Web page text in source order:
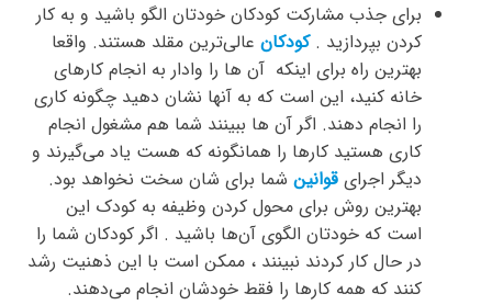
برای جذب مشارکت کودکان خودتان الگو باشید و به کار
کردن بپردازید .کودکان عالی‌ترین مقلد هستند. واقعا
بهترین راه برای اینکه آن ها را وادار به انجام کارهای
خانه کنید، این است که به آنها نشان دهید چگونه کاری
را انجام دهند. اگر آن ها ببینند شما هم مشغول انجام
کاری هستید کارها را همانگونه که هست یاد می‌گیرند و
دیگر اجرای قوانین شما برای شان سخت نخواهد بود.
بهترین روش برای محول کردن وظیفه به کودک این
است که خودتان الگوی آن‌ها باشید . اگر کودکان شما را
در حال کار کردند نبینند ، ممکن است با این ذهنیت رشد
کنند که همه کارها را فقط خودشان انجام می‌دهند.